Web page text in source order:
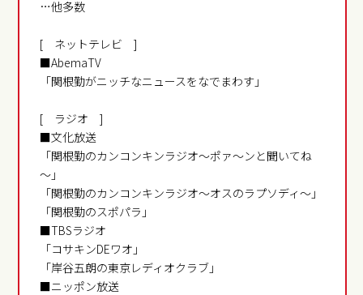
…他多数
[ ネットテレビ ]
■AbemaTV
「関根勤がニッチなニュースをなでまわす」
[ ラジオ ]
■文化放送
「関根勤のカンコンキンラジオ～ポァ～ンと聞いてね
～」
「関根勤のカンコンキンラジオ～オスのラプソディ～」
「関根勤のスポパラ」
■TBSラジオ
「コサキンDEワオ」
「岸谷五朗の東京レディオクラブ」
■ニッポン放送